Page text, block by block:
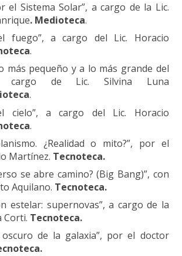
el Sistema Solar”, a cargo de la Lic.
. Medioteca.
fuego”, a cargo del Lic. Horacio
.
más pequeño y a lo más grande del
cargo de Lic. Silvina Luna
.
cielo”, a cargo del Lic. Horacio
.
¿Realidad o mito?”, por el
Martínez. Tecnoteca.
se abre camino? (Big Bang)”, con
Aquilano. Tecnoteca.
estelar: supernovas”, a cargo de la
Corti. Tecnoteca.
de la galaxia”, por el doctor